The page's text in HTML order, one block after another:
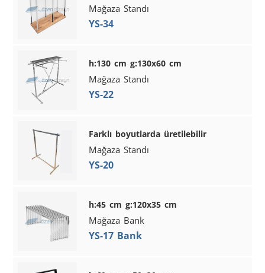
Mağaza Standı
YS-34
h:130 cm g:130x60 cm
Mağaza Standı
YS-22
Farklı boyutlarda üretilebilir
Mağaza Standı
YS-20
h:45 cm g:120x35 cm
Mağaza Bank
YS-17 Bank